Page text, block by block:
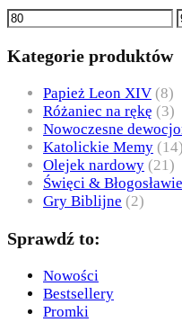
Cena
Kategorie produktów
Papież Leon XIV (8)
Różaniec na rękę (3)
Nowoczesne
Katolickie Memy (14)
Olejek nardowy (21)
Święci &
Gry Biblijne (2)
Sprawdź to:
Nowości
Bestsellery
Promki